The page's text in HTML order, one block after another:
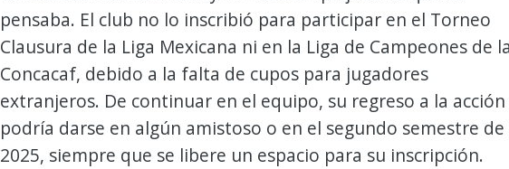
pensaba. El club no lo inscribió para participar en el Torneo
Clausura de la Liga Mexicana ni en la Liga de Campeones de
Concacaf, debido a la falta de cupos para jugadores
extranjeros. De continuar en el equipo, su regreso a la acción
podría darse en algún amistoso o en el segundo semestre de
2025, siempre que se libere un espacio para su inscripción.